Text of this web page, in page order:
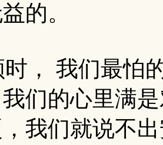
的。
我们最怕的
们的心里满
我们就说不